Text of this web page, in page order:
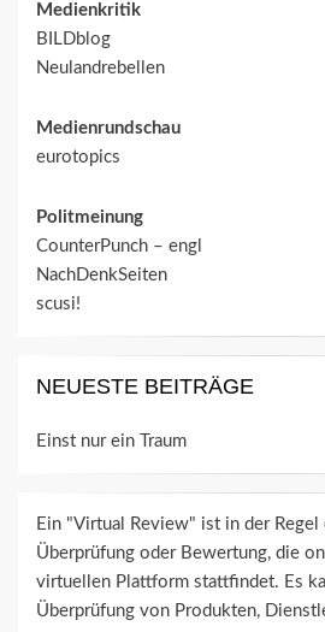
Medienkritik
BILDblog
Neulandrebellen
Medienrundschau
eurotopics
Politmeinung
CounterPunch – engl
NachDenkSeiten
scusi!
NEUESTE BEITRÄGE
Einst nur ein Traum
Ein "Virtual Review" ist in der Regel
Überprüfung oder Bewertung, die
virtuellen Plattform stattfindet. Es
Überprüfung von Produkten,